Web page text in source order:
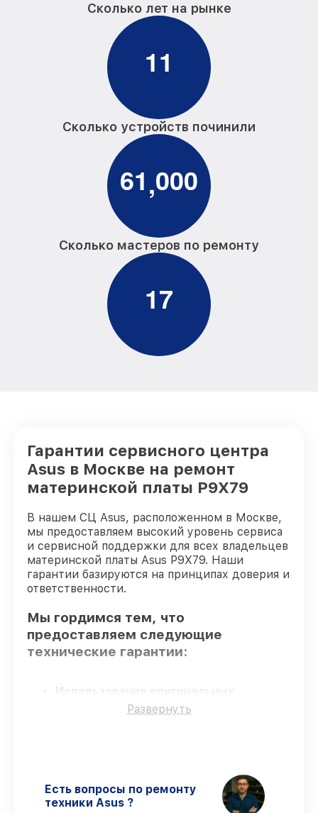
Сколько лет на рынке
11
Сколько устройств починили
61,000
Сколько мастеров по ремонту
17
Гарантии сервисного центра
Asus в Москве на ремонт
материнской платы P9X79
В нашем СЦ Asus, расположенном в Москве,
мы предоставляем высокий уровень сервиса
и сервисной поддержки для всех владельцев
материнской платы Asus P9X79. Наши
гарантии базируются на принципах доверия и
ответственности.
Мы гордимся тем, что
предоставляем следующие
технические гарантии:
– для всех видов сервиса
Выполнение работ вовремя
–
восстановление материнской платы
Развернуть
Есть вопросы по ремонту
техники Asus ?